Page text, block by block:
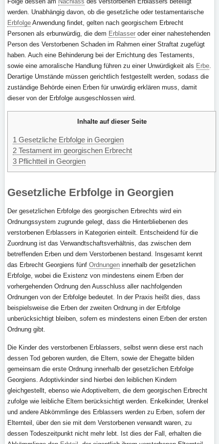
werden. Unabhängig davon, ob die gesetzliche oder testamentarische
Erbfolge Anwendung findet, gelten nach georgischem Erbrecht
Personen als erbunwürdig, die dem Erblasser oder einer nahestehenden
Person des Verstorbenen Schaden im Rahmen einer Straftat zugefügt
haben. Auch eine Behinderung bei der Errichtung des Testaments,
sowie eine amoralische Handlung führen zu einer Unwürdigkeit als Erbe.
Derartige Umstände müssen gerichtlich festgestellt werden, sodass die
zuständige Behörde einen Erben für unwürdig erklären muss, damit
dieser von der Erbfolge ausgeschlossen wird.
Inhalte auf dieser Seite
1 Gesetzliche Erbfolge in Georgien
2 Testament im georgischen Erbrecht
3 Pflichtteil in Georgien
Gesetzliche Erbfolge in Georgien
Der gesetzlichen Erbfolge des georgischen Erbrechts wird ein
Ordnungssystem zugrunde gelegt, dass die Hinterbliebenen des
verstorbenen Erblassers in Kategorien einteilt. Entscheidend für die
Zuordnung ist das Verwandtschaftsverhältnis, das zwischen dem
betreffenden Erben und dem Verstorbenen bestand. Insgesamt kennt
das Erbrecht Georgiens fünf Ordnungen innerhalb der gesetzlichen
Erbfolge, wobei die Existenz von mindestens einem Erben der
vorhergehenden Ordnung den Ausschluss aller nachfolgenden
Ordnungen von der Erbfolge bedeutet. In der Praxis heißt dies, dass
beispielsweise die Erben der zweiten Ordnung in der Erbfolge
unberücksichtigt bleiben, sofern es mindestens einen Erben der ersten
Ordnung gibt.
Die Kinder des verstorbenen Erblassers, selbst wenn diese erst nach
dessen Tod geboren wurden, die Eltern, sowie der Ehegatte bilden
gemeinsam die erste Ordnung innerhalb der gesetzlichen Erbfolge
Georgiens. Adoptivkinder sind hierbei den leiblichen Kindern
gleichgestellt, ebenso wie Adoptiveltern, die dem georgischen Erbrecht
zufolge wie leibliche Eltern berücksichtigt werden. Enkelkinder, Urenkel
und andere Abkömmlinge des Erblassers werden zu Erben, sofern der
Elternteil, über den sie mit dem Verstorbenen verwandt waren, zu
dessen Todeszeitpunkt nicht mehr lebt. Ist dies der Fall, erhalten die